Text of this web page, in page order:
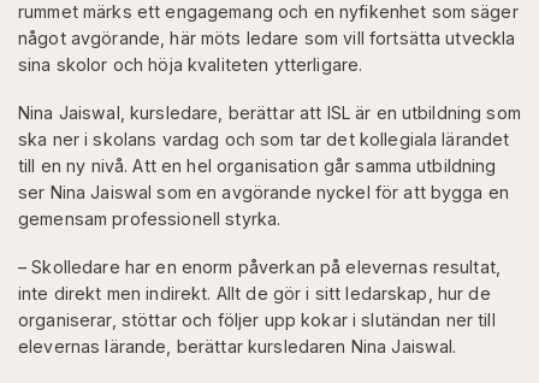
rummet märks ett engagemang och en nyfikenhet som säger
något avgörande, här möts ledare som vill fortsätta utveckla
sina skolor och höja kvaliteten ytterligare.
Nina Jaiswal, kursledare, berättar att ISL är en utbildning som
ska ner i skolans vardag och som tar det kollegiala lärandet
till en ny nivå. Att en hel organisation går samma utbildning
ser Nina Jaiswal som en avgörande nyckel för att bygga en
gemensam professionell styrka.
– Skolledare har en enorm påverkan på elevernas resultat,
inte direkt men indirekt. Allt de gör i sitt ledarskap, hur de
organiserar, stöttar och följer upp kokar i slutändan ner till
elevernas lärande, berättar kursledaren Nina Jaiswal.